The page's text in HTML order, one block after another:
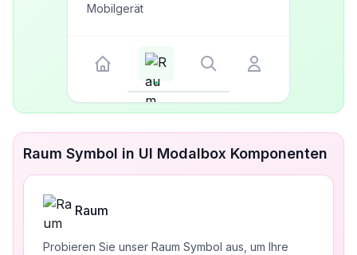
Mobilgerät
Raum Symbol in UI Modalbox Komponenten
Raum
Probieren Sie unser Raum Symbol aus, um Ihre